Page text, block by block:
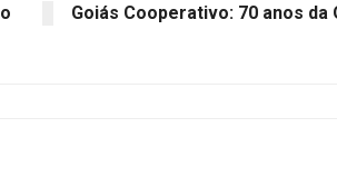
Goiás Cooperativo: 70 anos da